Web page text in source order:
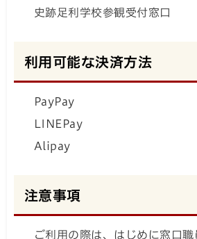
史跡足利学校参観受付窓口
利用可能な決済方法
PayPay
LINEPay
Alipay
注意事項
ご利用の際は、はじめに窓口職